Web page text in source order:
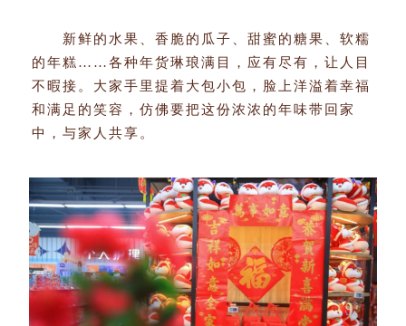
新鲜的水果、香脆的瓜子、甜蜜的糖果、软糯
的年糕……各种年货琳琅满目，应有尽有，让人目
不暇接。大家手里提着大包小包，脸上洋溢着幸福
和满足的笑容，仿佛要把这份浓浓的年味带回家
中，与家人共享。